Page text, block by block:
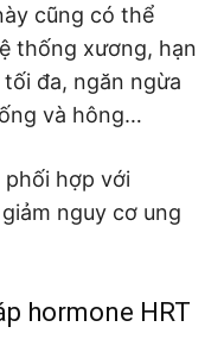
cũng có thể
thống xương, hạn
đa, ngăn ngừa
và hông…
phối hợp với
nguy cơ ung
hormone HRT